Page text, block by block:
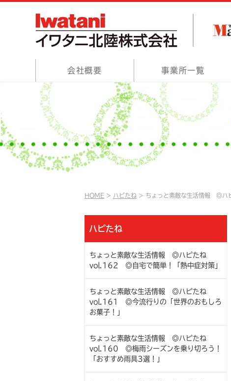
会社概要 事業所一覧
HOME ハピたね ちょっと素敵な生活情報 ◎ハ
ハピたね
ちょっと素敵な生活情報 ◎ハピたね
vol.162 ◎自宅で簡単！「熱中症対策」
ちょっと素敵な生活情報 ◎ハピたね
vol.161 ◎今流行りの「世界のおもしろ
お菓子！」
ちょっと素敵な生活情報 ◎ハピたね
vol.160 ◎梅雨シーズンを乗り切ろう！
「おすすめ雨具3選！」